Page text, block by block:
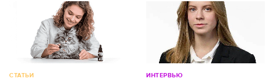
СТАТЬИ ИНТЕРВЬЮ